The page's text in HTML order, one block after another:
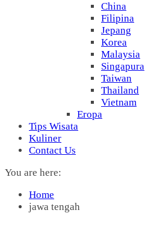
China
Filipina
Jepang
Korea
Malaysia
Singapura
Taiwan
Thailand
Vietnam
Eropa
Tips Wisata
Kuliner
Contact Us
You are here:
Home
jawa tengah